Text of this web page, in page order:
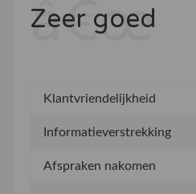
Zeer goed
Klantvriendelijkheid
Informatieverstrekking
Afspraken nakomen